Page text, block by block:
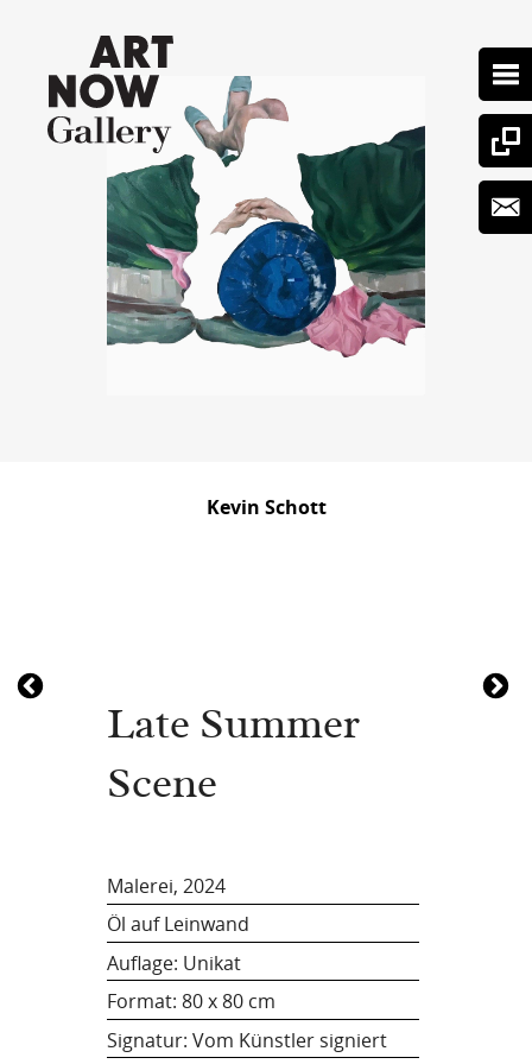
Kevin Schott
Late Summer
Scene
Malerei, 2024
Öl auf Leinwand
Auflage: Unikat
Format: 80 x 80 cm
Signatur: Vom Künstler signiert